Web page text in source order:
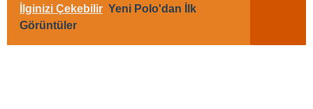
İlginizi Çekebilir Yeni Polo'dan İlk
Görüntüler